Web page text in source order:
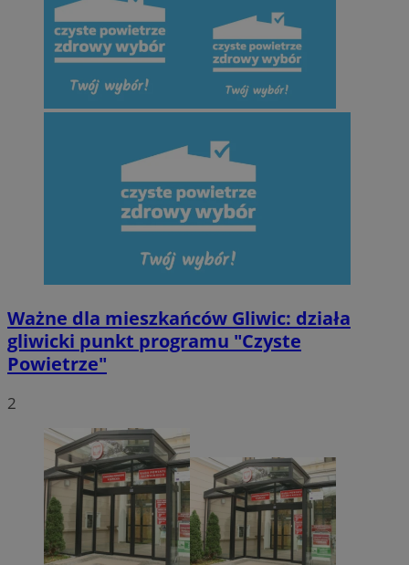
Ważne dla mieszkańców Gliwic: działa
gliwicki punkt programu "Czyste
Powietrze"
2